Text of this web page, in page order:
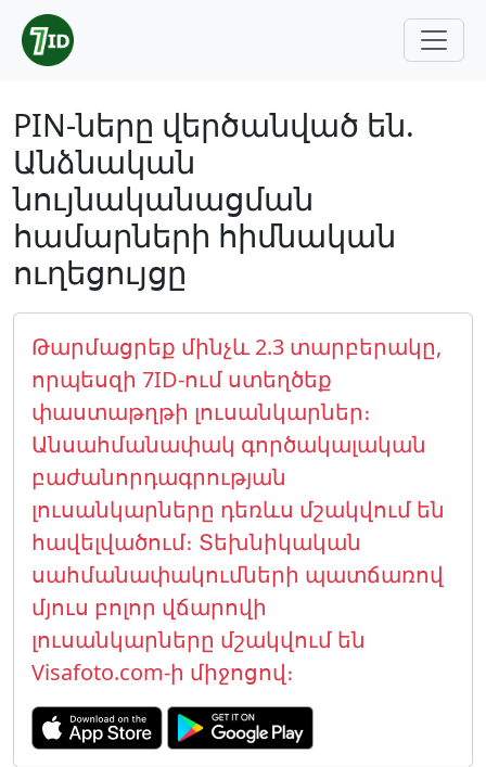
PIN-ները վերծանված են.
Անձնական
նույնականացման
համարների հիմնական
ուղեցույցը
Թարմացրեք մինչև 2.3 տարբերակը,
որպեսզի 7ID-ում ստեղծեք
փաստաթղթի լուսանկարներ։
Անսահմանափակ գործակալական
բաժանորդագրության
լուսանկարները դեռևս մշակվում են
հավելվածում։ Տեխնիկական
սահմանափակումների պատճառով
մյուս բոլոր վճարովի
լուսանկարները մշակվում են
Visafoto.com-ի միջոցով։